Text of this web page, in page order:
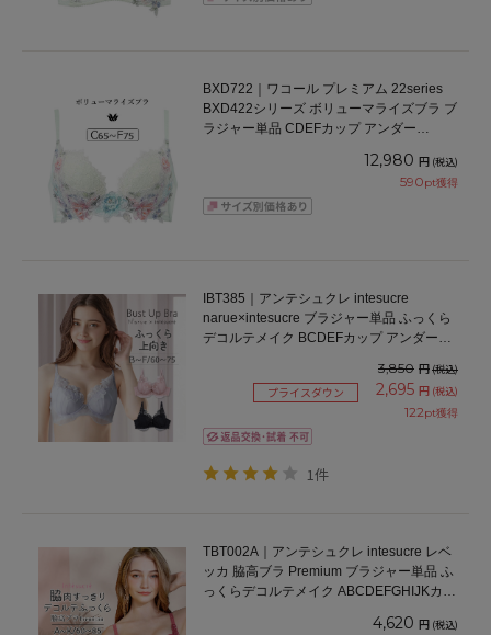
BXD722｜ワコール プレミアム 22series
BXD422シリーズ ボリューマライズブラ ブ
ラジャー単品 CDEFカップ アンダー
12,980 円 (税込)
590pt獲得
IBT385｜アンテシュクレ intesucre
narue×intesucre ブラジャー単品 ふっくら
デコルテメイク BCDEFカップ アンダー
3,850 円(税込)
プライスダウン 2,695 円 (税込)
122pt獲得
1件
TBT002A｜アンテシュクレ intesucre レベ
ッカ 脇高ブラ Premium ブラジャー単品 ふ
っくらデコルテメイク ABCDEFGHIJKカッ
4,620 円 (税込)